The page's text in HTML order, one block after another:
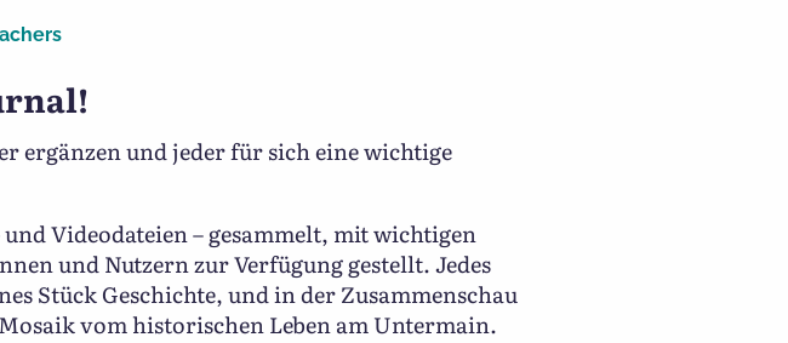
ergänzen und jeder für sich eine wichtige
Videodateien – gesammelt, mit wichtigen
und Nutzern zur Verfügung gestellt. Jedes
Stück Geschichte, und in der Zusammenschau
vom historischen Leben am Untermain.